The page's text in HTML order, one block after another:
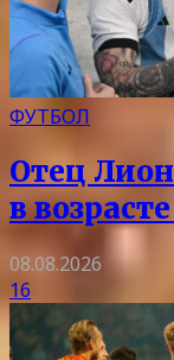
ФУТБОЛ
Отец
в
08.08.2026
16